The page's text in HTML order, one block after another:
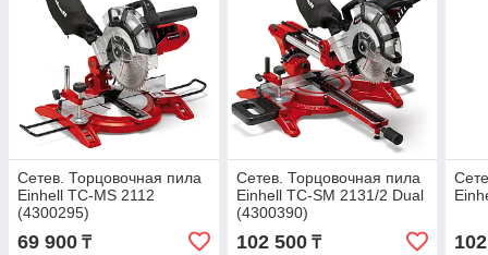
Сетев. Торцовочная пила
Einhell TC-MS 2112
(4300295)
69 900 ₸
Сетев. Торцовочная пила
Einhell TC-SM 2131/2 Dual
(4300390)
102 500₸